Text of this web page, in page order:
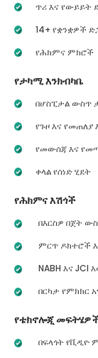
ጥሪ እና የውይይት
14+ የቋንቋዎች
የሕክምና ምክሮች
የታካሚ እንክብካቤ
በሆስፒታል ውስጥ
የጉዞ እና የመጠለያ
የመውሰጃ እና
ቀላል የሰነድ ሂደት
የሕክምና እሽጎች
በእርስዎ በጀት
ምርጥ ዶክተሮች
NABH እና
በርካታ የምክክር
የቴክኖሎጂ
በፍላጎት የቪዲዮ